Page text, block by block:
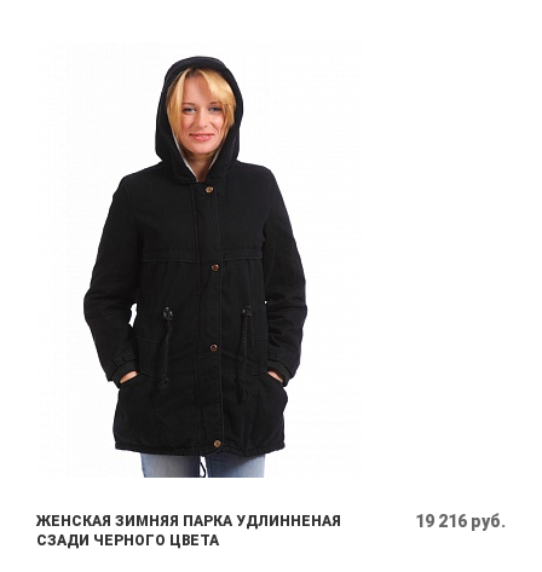
ЖЕНСКАЯ ЗИМНЯЯ ПАРКА УДЛИННЕНАЯ
СЗАДИ ЧЕРНОГО ЦВЕТА
19 216 руб.